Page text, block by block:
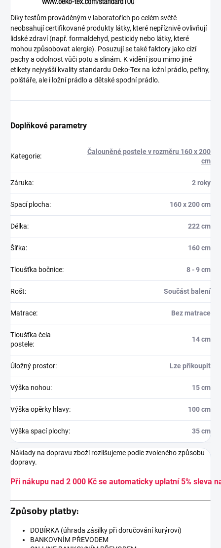
Díky testům prováděným v laboratořích po celém světě
neobsahují certifikované produkty látky, které nepříznivě ovlivňují
lidské zdraví (např. formaldehyd, pesticidy nebo látky, které
mohou způsobovat alergie). Posuzují se také faktory jako cizí
pachy a odolnost vůči potu a slinám. K vidění jsou mimo jiné
etikety nejvyšší kvality standardu Oeko-Tex na ložní prádlo, peřiny,
polštáře, ale i ložní prádlo a dětské spodní prádlo.
Doplňkové parametry
Kategorie:
Čalouněné postele v rozměru 160 x 200
cm
Záruka: 2 roky
Spací plocha: 160 x 200 cm
Délka: 222 cm
Šířka: 160 cm
Tloušťka bočnice: 8 - 9 cm
Rošt: Součást balení
Matrace: Bez matrace
Tloušťka čela
postele:
14 cm
Úložný prostor: Lze přikoupit
Výška nohou: 15 cm
Výška opěrky hlavy: 100 cm
Výška spací plochy: 35 cm
Náklady na dopravu zboží rozlišujeme podle zvoleného způsobu
dopravy.
Při nákupu nad 2 000 Kč se automaticky uplatní 5% sleva
Způsoby platby:
DOBÍRKA (úhrada zásilky při doručování kurýrovi)
BANKOVNÍM PŘEVODEM